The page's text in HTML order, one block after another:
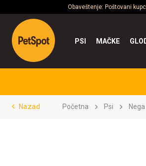
Obaveštenje: Poštovani
PSI MAČKE
Nazad Početna Psi